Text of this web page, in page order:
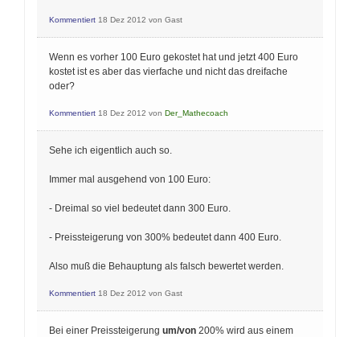
Kommentiert 18 Dez 2012 von Gast
Wenn es vorher 100 Euro gekostet hat und jetzt 400 Euro
kostet ist es aber das vierfache und nicht das dreifache
oder?
Kommentiert 18 Dez 2012 von Der_Mathecoach
Sehe ich eigentlich auch so.
Immer mal ausgehend von 100 Euro:
- Dreimal so viel bedeutet dann 300 Euro.
- Preissteigerung von 300% bedeutet dann 400 Euro.
Also muß die Behauptung als falsch bewertet werden.
Kommentiert 18 Dez 2012 von Gast
Bei einer Preissteigerung um/von 200% wird aus einem